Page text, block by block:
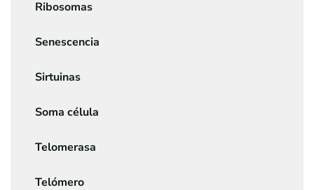
Ribosomas
Senescencia
Sirtuinas
Soma célula
Telomerasa
Telómero